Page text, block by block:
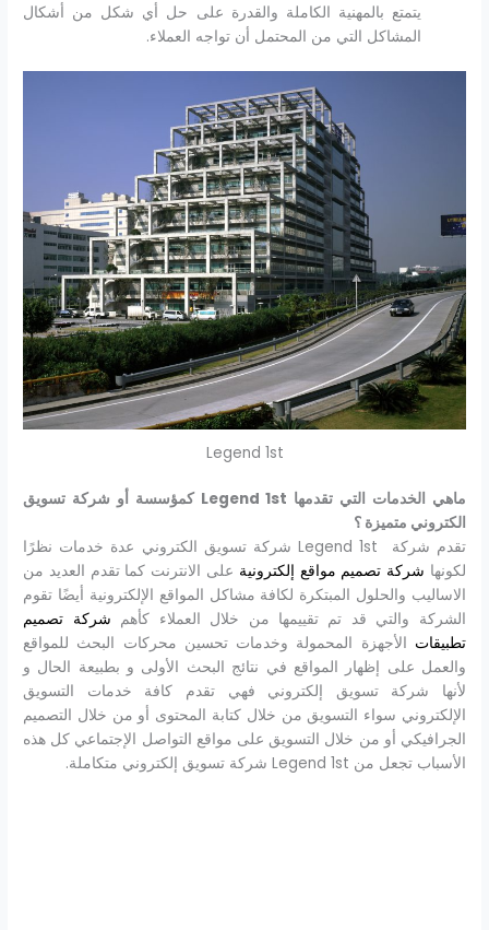
يتمتع بالمهنية الكاملة والقدرة على حل أي شكل من أشكال
المشاكل التي من المحتمل أن تواجه العملاء.
Legend 1st
ماهي الخدمات التي تقدمها Legend 1st كمؤسسة أو شركة تسويق
الكتروني متميزة ؟
تقدم شركة Legend 1st شركة تسويق الكتروني عدة خدمات نظرًا
لكونها شركة تصميم مواقع إلكترونية على الانترنت كما تقدم العديد من
الاساليب والحلول المبتكرة لكافة مشاكل المواقع الإلكترونية أيضًا تقوم
الشركة والتي قد تم تقييمها من خلال العملاء كأهم شركة تصميم
تطبيقات الأجهزة المحمولة وخدمات تحسين محركات البحث للمواقع
والعمل على إظهار المواقع في نتائج البحث الأولى و بطبيعة الحال و
لأنها شركة تسويق إلكتروني فهي تقدم كافة خدمات التسويق
الإلكتروني سواء التسويق من خلال كتابة المحتوى أو من خلال التصميم
الجرافيكي أو من خلال التسويق على مواقع التواصل الإجتماعي كل هذه
الأسباب تجعل من Legend 1st شركة تسويق إلكتروني متكاملة.